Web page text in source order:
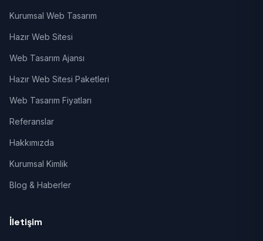
Kurumsal Web Tasarım
Hazır Web Sitesi
Web Tasarım Ajansı
Hazır Web Sitesi Paketleri
Web Tasarım Fiyatları
Referanslar
Hakkımızda
Kurumsal Kimlik
Blog & Haberler
İletişim